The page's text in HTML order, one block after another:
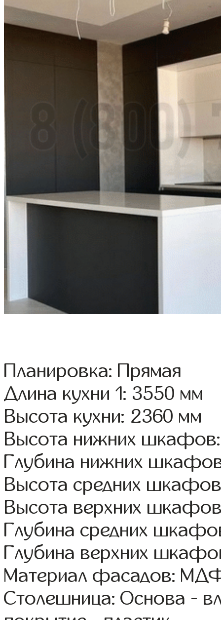
Планировка: Прямая
Длина кухни 1: 3550 мм
Высота кухни: 2360 мм
Высота нижних
Глубина нижних
Высота средних
Высота верхних
Глубина средних
Глубина верхних
Материал фасадов:
Столешница: Основа -